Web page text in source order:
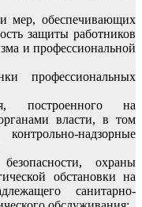
мер, обеспечивающих
защиты работников
и профессиональной
профессиональных
построенного на
власти, в том
надзорные
охраны
обстановки на
санитарно-